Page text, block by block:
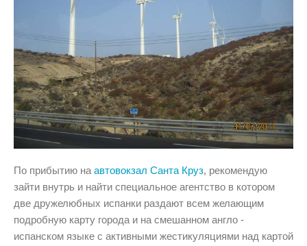
По прибытию на автовокзал Санта Круз, рекомендую
зайти внутрь и найти специальное агентство в котором
две дружелюбных испанки раздают всем желающим
подробную карту города и на смешанном англо -
испанском языке с активными жестикуляциями над картой